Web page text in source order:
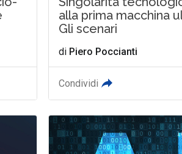
alla prima macchina
Gli scenari
di Piero Poccianti
Condividi